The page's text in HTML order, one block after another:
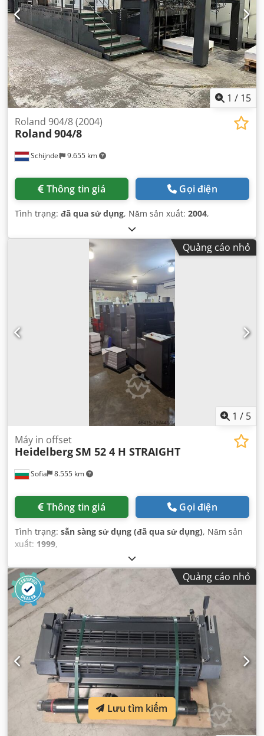
1 / 15
Schijndel 9.655 km
Roland 904/8 (2004)
Roland 904/8
Thông tin giá Gọi điện
Tình trạng: đã qua sử dụng, Năm sản xuất: 2004,
Quảng cáo nhỏ
1 / 5
Sofia 8.555 km
Máy in offset
HeidelbergSM 52 4 H STRAIGHT
Thông tin giá Gọi điện
Tình trạng: sẵn sàng sử dụng (đã qua sử dụng), Năm sản
xuất: 1999,
Quảng cáo nhỏ
Lưu tìm kiếm